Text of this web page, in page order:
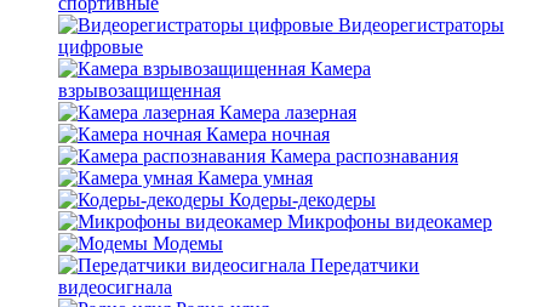
Видеорегистраторы
цифровые
Камера
взрывозащищенная
Камера лазерная
Камера ночная
Камера распознавания
Камера умная
Кодеры-декодеры
Микрофоны видеокамер
Модемы
Передатчики
видеосигнала